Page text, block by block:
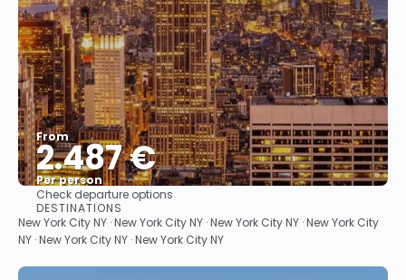
From
2.487 €
Per person
Check departure options
DESTINATIONS
New York City NY · New York City NY · New York City NY · New York City
NY · New York City NY · New York City NY